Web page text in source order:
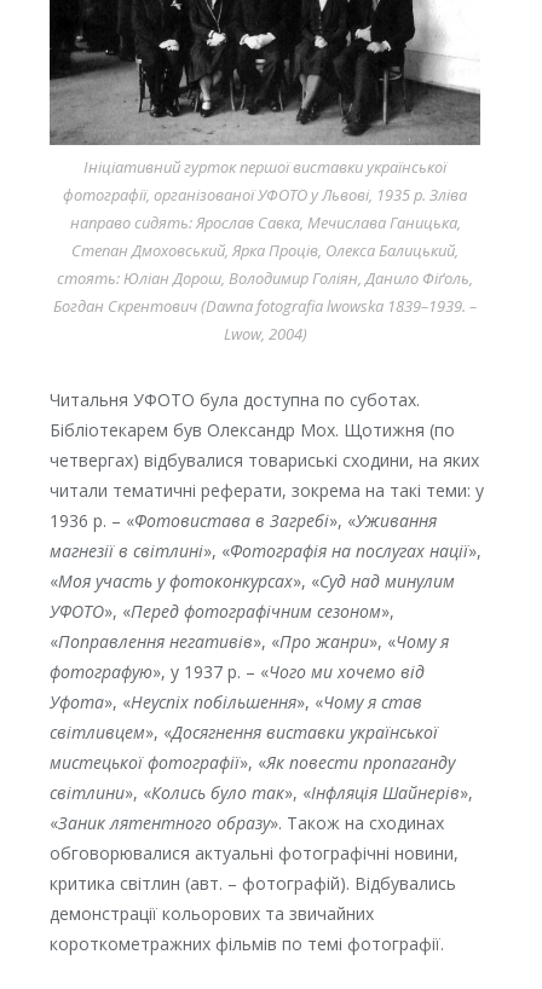
Ініціативний гурток першої виставки української
фотографії, організованої УФОТО у Львові, 1935 р. Зліва
направо сидять: Ярослав Савка, Мечислава Ганицька,
Степан Дмоховський, Ярка Проців, Олекса Балицький,
стоять: Юліан Дорош, Володимир Голіян, Данило Фіґоль,
Богдан Скрентович (Dawna fotografia lwowska 1839–1939. –
Lwow, 2004)
Читальня УФОТО була доступна по суботах.
Бібліотекарем був Олександр Мох. Щотижня (по
четвергах) відбувалися товариські сходини, на яких
читали тематичні реферати, зокрема на такі теми: у
1936 р. – «Фотовистава в Загребі», «Уживання
магнезії в світлині», «Фотографія на послугах нації»,
«Моя участь у фотоконкурсах», «Суд над минулим
УФОТО», «Перед фотографічним сезоном»,
«Поправлення негативів», «Про жанри», «Чому я
фотографую», у 1937 р. – «Чого ми хочемо від
Уфота», «Неуспіх побільшення», «Чому я став
світливцем», «Досягнення виставки української
мистецької фотографії», «Як повести пропаганду
світлини», «Колись було так», «Інфляція Шайнерів»,
«Заник лятентного образу». Також на сходинах
обговорювалися актуальні фотографічні новини,
критика світлин (авт. – фотографій). Відбувались
демонстрації кольорових та звичайних
короткометражних фільмів по темі фотографії.